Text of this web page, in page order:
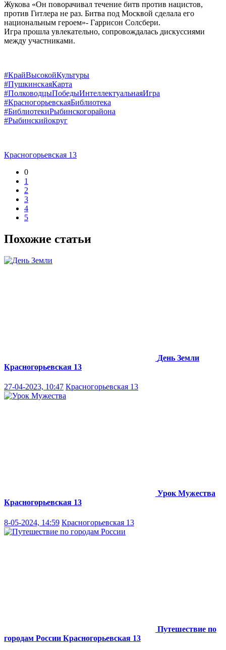
Жукова «Он поворачивал течение битв против нацистов,
против Гитлера не раз. Битва под Москвой сделала его
национальным героем»- Гаррисон Солсбери.
Игра прошла увлекательно, сопровождалась дискуссиями
между участниками.
#КрайВысокойКультуры
#ПушкинскаяКарта
#ПолководцыПобедыИнтеллектуальнаяИгра
#КрасногорьевскаяБиблиотека
#БиблиотекиРыбинскогорайона
#Рыбинскийокруг
Красногорьевская 13
0
1
2
3
4
5
Похожие статьи
День Земли
Красногорьевская 13
27-04-2023, 10:47 Красногорьевская 13
Урок Мужества
Красногорьевская 13
8-05-2024, 14:59 Красногорьевская 13
Путешествие по
городам России Красногорьевская 13